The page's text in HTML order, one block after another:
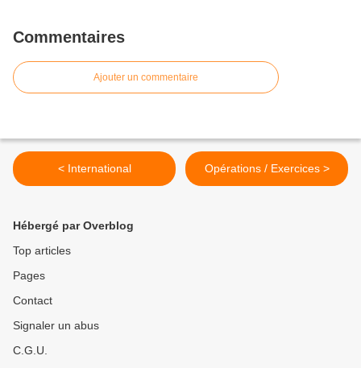
Commentaires
Ajouter un commentaire
< International Opérations / Exercices >
Hébergé par Overblog
Top articles
Pages
Contact
Signaler un abus
C.G.U.